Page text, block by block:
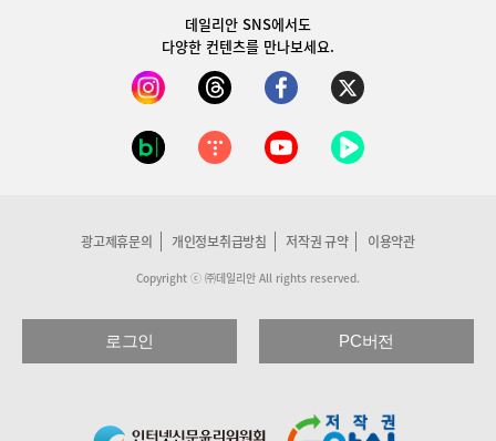
데일리안 SNS에서도
다양한 컨텐츠를 만나보세요.
광고제휴문의 개인정보취급방침 저작권 규약 이용약관
Copyright ⓒ ㈜데일리안 All rights reserved.
로그인 PC버전